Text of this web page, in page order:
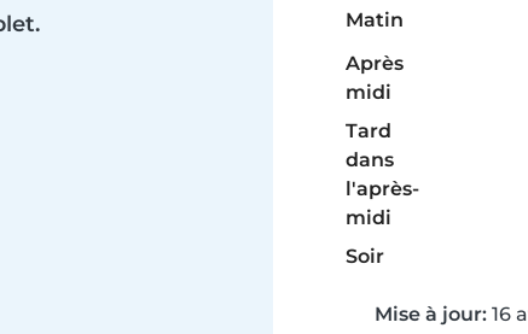
Matin
Après
midi
Tard
dans
l'après-
midi
Soir
Mise à jour: 16